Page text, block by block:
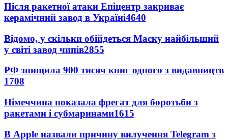
Після ракетної атаки Епіцентр закриває
керамічний завод в Україні4640
Відомо, у скільки обійдеться Маску найбільший
у світі завод чипів2855
РФ знищила 900 тисяч книг одного з видавництв
1708
Німеччина показала фрегат для боротьби з
ракетами і субмаринами1615
В Apple назвали причину вилучення Telegram з